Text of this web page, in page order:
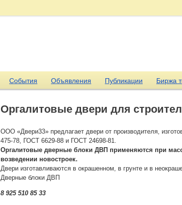
События Объявления Публикации Биржа
Оргалитовые двери для
ООО «Двери33» предлагает двери от производителя,
475-78, ГОСТ 6629-88 и ГОСТ 24698-81.
Оргалитовые дверные блоки ДВП применяются при
возведении новостроек.
Двери изготавливаются в окрашенном, в грунте и в
Дверные блоки ДВП
8 925 510 85 33